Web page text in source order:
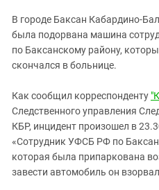
Ингушетия
Кабардино-Балкария
Карачаево-Черкесия
Краснодарский край
Нагорный Карабах
Российская Федерация
В городе Баксан Кабардино-
была подорвана машина
по Баксанскому району,
скончался в больнице.
Как сообщил корреспонденту
Следственного управления
КБР, инцидент произошел в
«Сотрудник УФСБ РФ по
которая была припаркована
завести автомобиль он